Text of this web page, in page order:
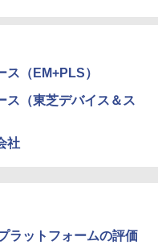
（EM+PLS）
ス（東芝デバイス＆ス
社
ラットフォームの評価